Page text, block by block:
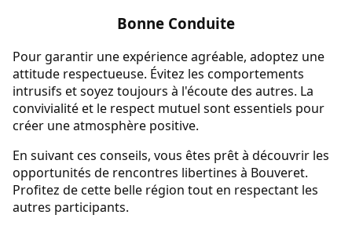
Bonne Conduite
Pour garantir une expérience agréable, adoptez une
attitude respectueuse. Évitez les comportements
intrusifs et soyez toujours à l'écoute des autres. La
convivialité et le respect mutuel sont essentiels pour
créer une atmosphère positive.
En suivant ces conseils, vous êtes prêt à découvrir les
opportunités de rencontres libertines à Bouveret.
Profitez de cette belle région tout en respectant les
autres participants.